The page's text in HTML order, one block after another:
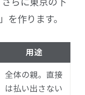
作ります。
用途
全体の親。直接
は払い出さない